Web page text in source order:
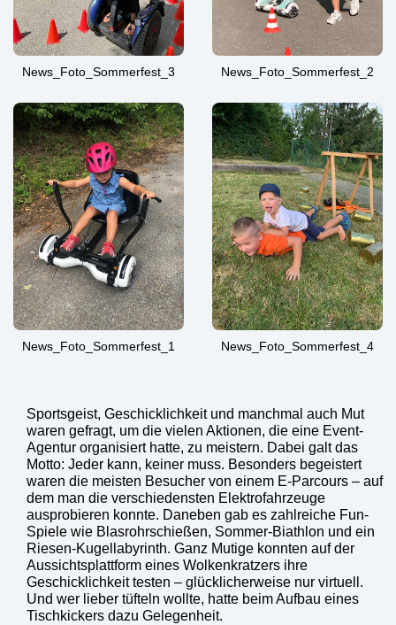
News_Foto_Sommerfest_3
News_Foto_Sommerfest_1
News_Foto_Sommerfest_2
News_Foto_Sommerfest_4
Sportsgeist, Geschicklichkeit und manchmal auch Mut
waren gefragt, um die vielen Aktionen, die eine Event-
Agentur organisiert hatte, zu meistern. Dabei galt das
Motto: Jeder kann, keiner muss. Besonders begeistert
waren die meisten Besucher von einem E-Parcours – auf
dem man die verschiedensten Elektrofahrzeuge
ausprobieren konnte. Daneben gab es zahlreiche Fun-
Spiele wie Blasrohrschießen, Sommer-Biathlon und ein
Riesen-Kugellabyrinth. Ganz Mutige konnten auf der
Aussichtsplattform eines Wolkenkratzers ihre
Geschicklichkeit testen – glücklicherweise nur virtuell.
Und wer lieber tüfteln wollte, hatte beim Aufbau eines
Tischkickers dazu Gelegenheit.